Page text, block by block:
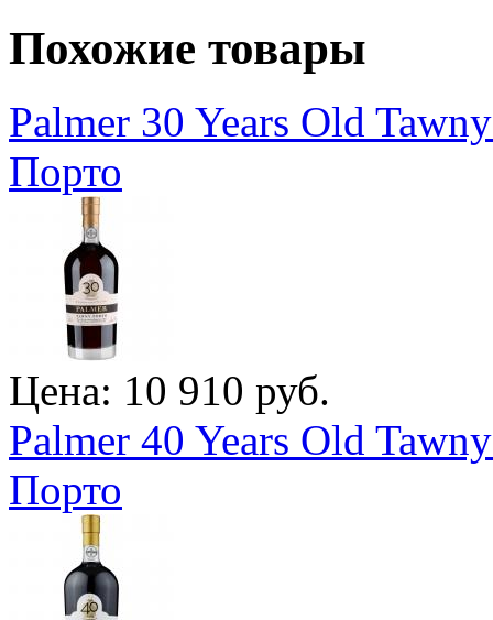
Похожие товары
Palmer 30 Years Old
Порто
Цена: 10 910 руб.
Palmer 40 Years Old
Порто